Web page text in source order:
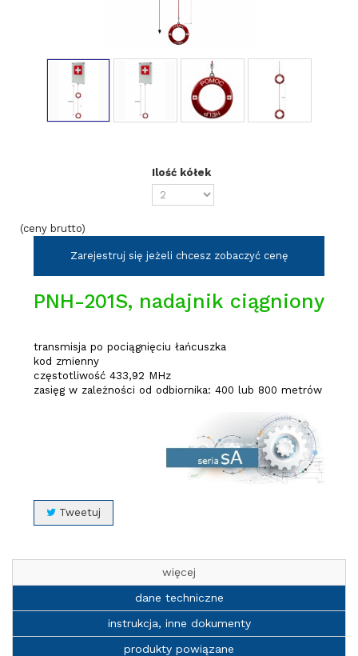
Ilość kółek
(ceny brutto)
Zarejestruj się jeżeli chcesz zobaczyć cenę
PNH-201S, nadajnik ciągniony
transmisja po pociągnięciu łańcuszka
kod zmienny
częstotliwość 433,92 MHz
zasięg w zależności od odbiornika: 400 lub 800 metrów
Tweetuj
więcej
dane techniczne
instrukcja, inne dokumenty
produkty powiązane